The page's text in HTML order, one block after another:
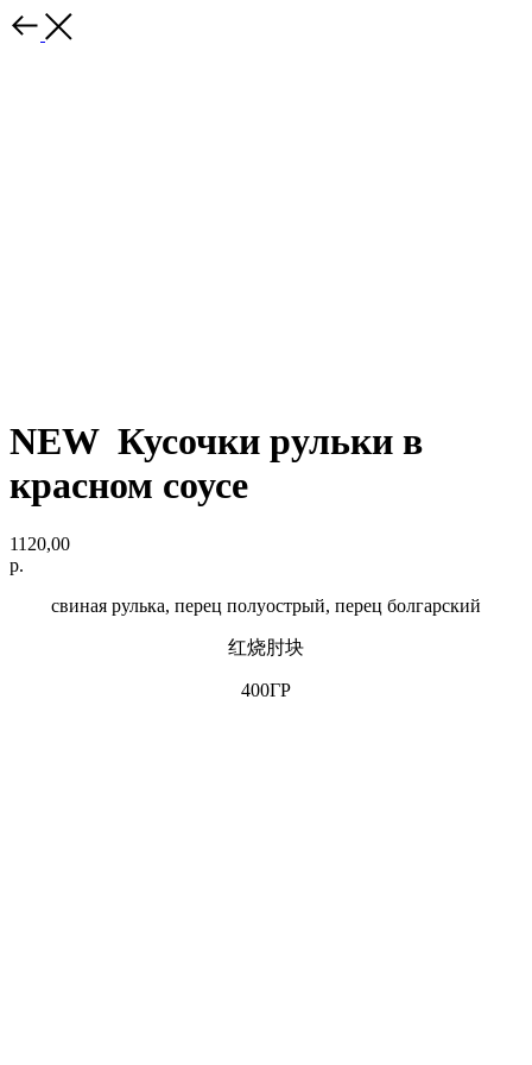
NEW Кусочки рульки в
красном соусе
1120,00
р.
свиная рулька, перец полуострый, перец болгарский
红烧肘块
400ГР